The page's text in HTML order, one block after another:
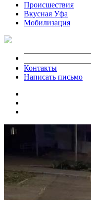
Происшествия
Вкусная Уфа
Мобилизация
Контакты
Написать письмо